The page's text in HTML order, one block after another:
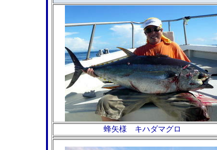
蜂矢様 キハダマグロ